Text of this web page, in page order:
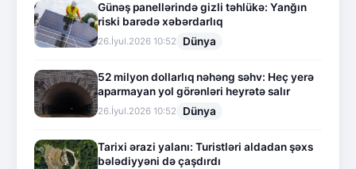
Günəş panellərində gizli təhlükə: Yanğın
riski barədə xəbərdarlıq
26.İyul.2026 10:52 Dünya
52 milyon dollarlıq nəhəng səhv: Heç yerə
aparmayan yol görənləri heyrətə salır
26.İyul.2026 10:52 Dünya
Tarixi ərazi yalanı: Turistləri aldadan şəxs
bələdiyyəni də çaşdırdı